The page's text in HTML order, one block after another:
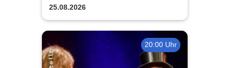
25.08.2026
20:00 Uhr